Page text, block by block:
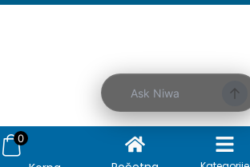
0
mogu da
Ask Niwa